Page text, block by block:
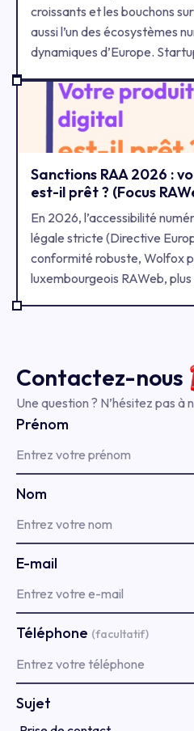
croissants et les bouchons
aussi l’un des écosystèmes
dynamiques d’Europe.
organisations se battent
utilisateurs avec des
Mais une question se pose
choisir une agence UX
agence ailleurs en France
l’affaire ? Spoiler : la
avec une agence UX à Paris,
dans le plus grand stade de
les 7 raisons qui font toute la
Sanctions RAA 2026 :
est-il prêt ? (Focus
En 2026, l’accessibilité
légale stricte (Directive
conformité robuste, Wolfox
luxembourgeois RAWeb,
booste votre ROI et votre
Contactez-nous
Une question ? N’hésitez pas à
Prénom
Nom
E-mail
Téléphone (facultatif)
Sujet